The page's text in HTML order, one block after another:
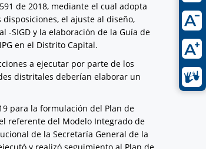
de 2018, mediante el cual adopta
el ajuste al diseño,
-SIGD y la elaboración de la Guía de
en el Distrito Capital.
a ejecutar por parte de los
distritales deberían elaborar un
para la formulación del Plan de
referente del Modelo Integrado de
de la Secretaría General de la